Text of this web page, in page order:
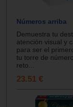
Números arriba
Demuestra tu
atención visual y
para ser el
tu torre de
reto...
23.51 €